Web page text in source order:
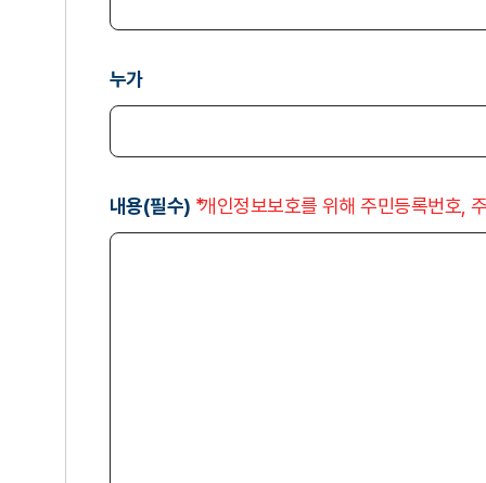
누가
내용(필수) 개인정보보호를 위해 주민등록번호,